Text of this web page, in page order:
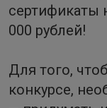
сертификаты
000 рублей!
Для того,
конкурсе,